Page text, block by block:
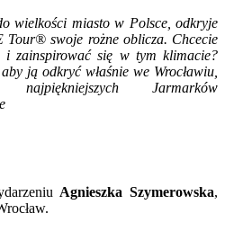
wielkości miasto w Polsce, odkryje
Tour® swoje rożne oblicza. Chcecie
i zainspirować się w tym klimacie?
ją odkryć właśnie we Wrocławiu,
Jarmarków
Agnieszka Szymerowska,